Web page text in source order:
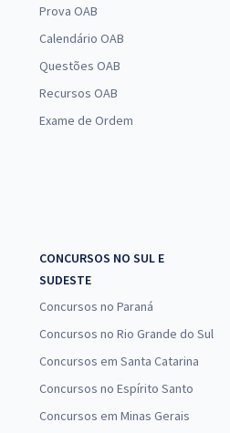
Prova OAB
Calendário OAB
Questões OAB
Recursos OAB
Exame de Ordem
CONCURSOS NO SUL E
SUDESTE
Concursos no Paraná
Concursos no Rio Grande do Sul
Concursos em Santa Catarina
Concursos no Espírito Santo
Concursos em Minas Gerais